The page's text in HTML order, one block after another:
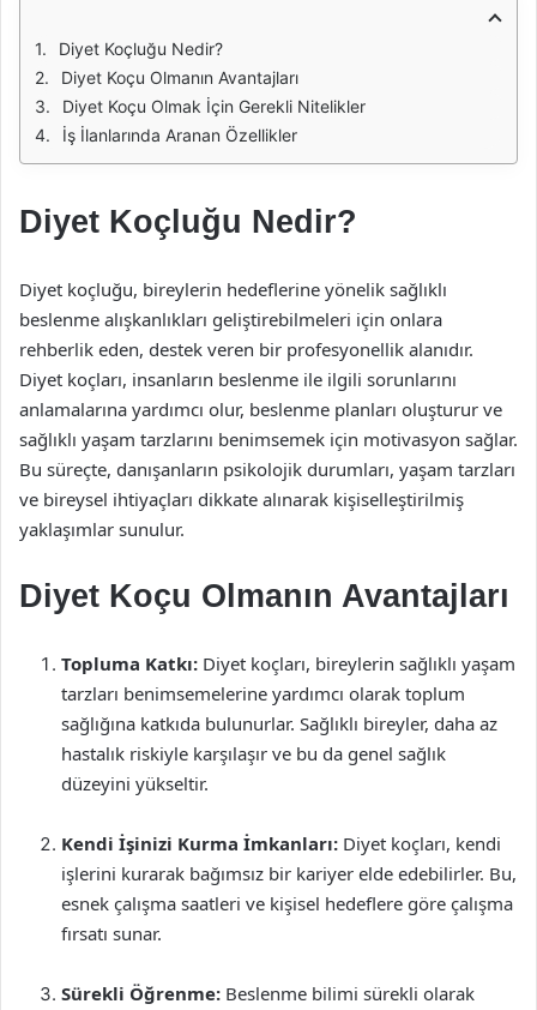
Diyet Koçluğu Nedir?
Diyet Koçu Olmanın Avantajları
Diyet Koçu Olmak İçin Gerekli Nitelikler
İş İlanlarında Aranan Özellikler
Diyet Koçluğu Nedir?
Diyet koçluğu, bireylerin hedeflerine yönelik sağlıklı
beslenme alışkanlıkları geliştirebilmeleri için onlara
rehberlik eden, destek veren bir profesyonellik alanıdır.
Diyet koçları, insanların beslenme ile ilgili sorunlarını
anlamalarına yardımcı olur, beslenme planları oluşturur ve
sağlıklı yaşam tarzlarını benimsemek için motivasyon sağlar.
Bu süreçte, danışanların psikolojik durumları, yaşam tarzları
ve bireysel ihtiyaçları dikkate alınarak kişiselleştirilmiş
yaklaşımlar sunulur.
Diyet Koçu Olmanın Avantajları
Topluma Katkı: Diyet koçları, bireylerin sağlıklı yaşam
tarzları benimsemelerine yardımcı olarak toplum
sağlığına katkıda bulunurlar. Sağlıklı bireyler, daha az
hastalık riskiyle karşılaşır ve bu da genel sağlık
düzeyini yükseltir.
Kendi İşinizi Kurma İmkanları: Diyet koçları, kendi
işlerini kurarak bağımsız bir kariyer elde edebilirler. Bu,
esnek çalışma saatleri ve kişisel hedeflere göre çalışma
fırsatı sunar.
Sürekli Öğrenme: Beslenme bilimi sürekli olarak